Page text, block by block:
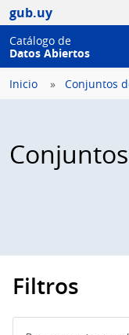
gub.uy
Catálogo de
Datos Abiertos
Inicio Conjuntos
Filtros